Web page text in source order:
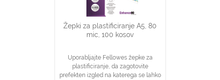
Žepki za plastificiranje A5, 80
mic, 100 kosov
Uporabljajte Fellowes žepke za
plastificiranje, da zagotovite
prefekten izgled na katerega se lahko